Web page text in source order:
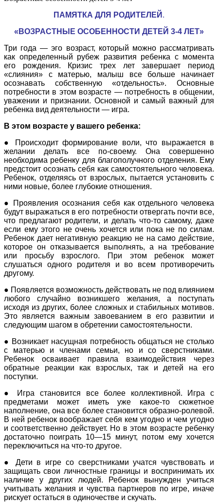
ПАМЯТКА ДЛЯ РОДИТЕЛЕЙ .
«ВОЗРАСТНЫЕ ОСОБЕННОСТИ ДЕТЕЙ 3-4 ЛЕТ»
Три года — эго возраст, который можно рассматривать
как определенный рубеж развития ребенка с момента
его рождения. Кризис трех лет завершает период
«слияния» с матерью, малыш все больше начинает
осознавать собственную «отдельность». Основные
потребности в этом возрасте — потребность в общении,
уважении и признании. Основной и самый важный для
ребенка вид деятельности — игра.
В этом возрасте у вашего ребенка:
● Происходит формирование воли, что выражается в
желании делать все по-своему. Она совершенно
необходима ребенку для благополучного отделения. Ему
предстоит осознать себя как самостоятельного человека.
Ребенок, отделяясь от взрослых, пытается установить с
ними новые, более глубокие отношения.
● Проявления осознания себя как отдельного человека
будут выражаться в его потребности отвергать почти все,
что предлагают родители, и делать что-то самому, даже
если ему этого не очень хочется или пока не по силам.
Ребенок дает негативную реакцию не на само действие,
которое он отказывается выполнять, а на требование
или просьбу взрослого. При этом ребенок может
слушаться одного родителя и во всем противоречить
другому.
● Появляется возможность действовать не под влиянием
любого случайно возникшего желания, а поступать
исходя из других, более сложных и стабильных мотивов.
Это является важным завоеванием в его развитии и
следующим шагом в обретении самостоятельности.
● Возникает насущная потребность общаться не столько
с матерью и членами семьи, но и со сверстниками.
Ребенок осваивает правила взаимодействия через
обратные реакции как взрослых, так и детей на его
поступки.
● Игра становится все более коллективной. Игра с
предметами может иметь уже какое-то сюжетное
наполнение, она все более становится образно-ролевой.
В ней ребенок воображает себя кем угодно и чем угодно
и соответственно действует. Но в этом возрасте ребенку
достаточно поиграть 10—15 минут, потом ему хочется
переключиться на что-то другое.
● Дети в игре со сверстниками учатся чувствовать и
защищать свои личностные границы и воспринимать их
наличие у других людей. Ребенок вынужден учиться
учитывать желания и чувства партнеров по игре, иначе
рискует остаться в одиночестве и скучать.